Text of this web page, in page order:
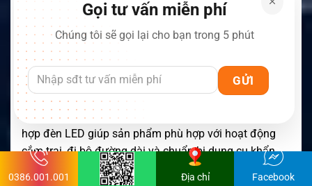
Bật lửa có đèn pin không?
Có. Thiết bị tích hợp đèn LED với ba chế độ gồm sáng
mạnh, sáng nhẹ và nhấp nháy.
Sản phẩm có phù hợp để đi cắm trại không?
Có. Thiết kế nhỏ gọn, sạc lại được, chống gió và tích
hợp đèn LED giúp sản phẩm phù hợp với hoạt động
cắm trại, đi bộ đường dài và chuẩn bị dụng cụ khẩn
cấp.
Gọi tư vấn miễn phí
Chúng tôi sẽ gọi lại cho bạn trong 5 phút
0386.001.001 Địa chỉ Facebook